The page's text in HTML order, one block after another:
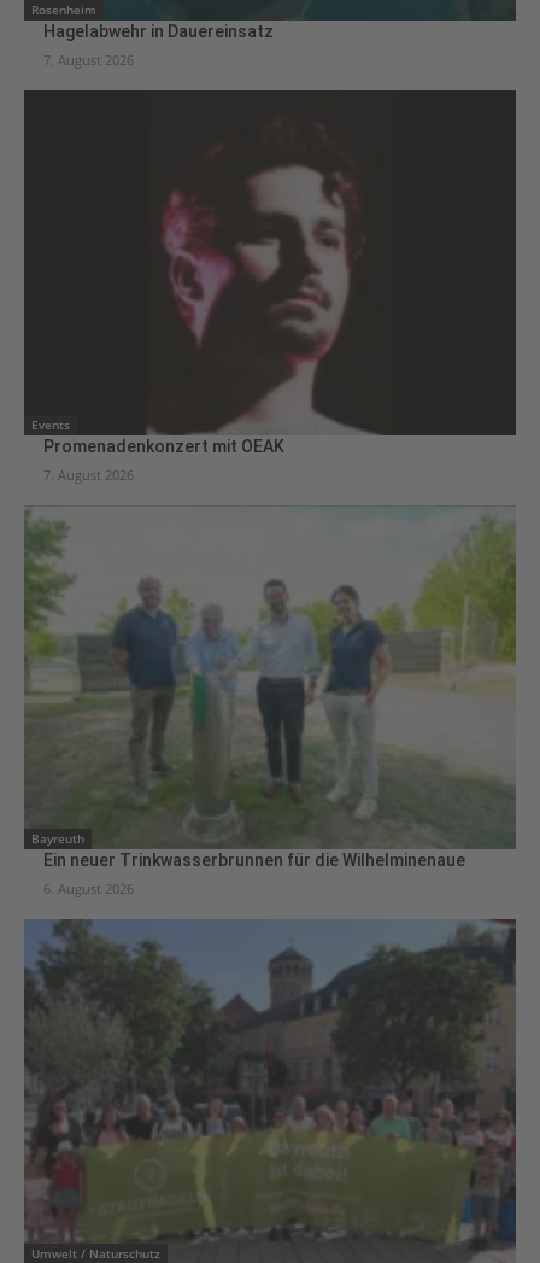
Rosenheim
Hagelabwehr in Dauereinsatz
7. August 2026
Events
Promenadenkonzert mit OEAK
7. August 2026
Bayreuth
Ein neuer Trinkwasserbrunnen für die Wilhelminenaue
6. August 2026
Umwelt / Naturschutz